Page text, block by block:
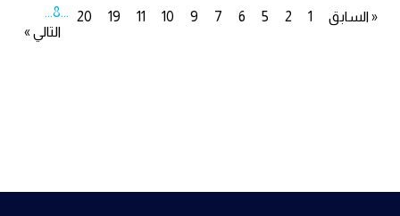
« السابق 1
2
... 5
6
7
8 9
10
11
... 19
20
التالي »